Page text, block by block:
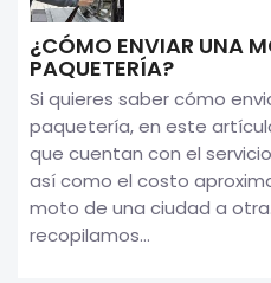
¿CÓMO ENVIAR UNA
PAQUETERÍA?
Si quieres saber cómo
paquetería, en este
que cuentan con el
así como el costo
moto de una ciudad a
recopilamos...